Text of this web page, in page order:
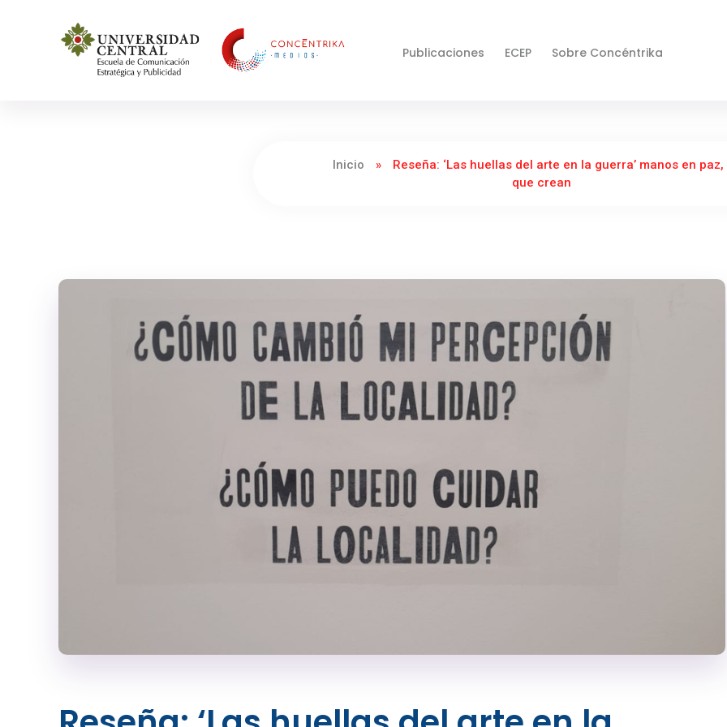
Publicaciones ECEP Sobre Concéntrika
Inicio »
Reseña: ‘Las huellas del arte en la guerra’ manos en
que crean